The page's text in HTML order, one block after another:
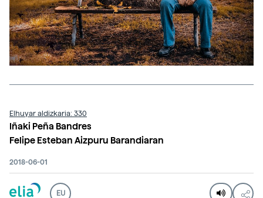
Elhuyar aldizkaria: 330
Iñaki Peña Bandres
Felipe Esteban Aizpuru Barandiaran
2018-06-01
EU